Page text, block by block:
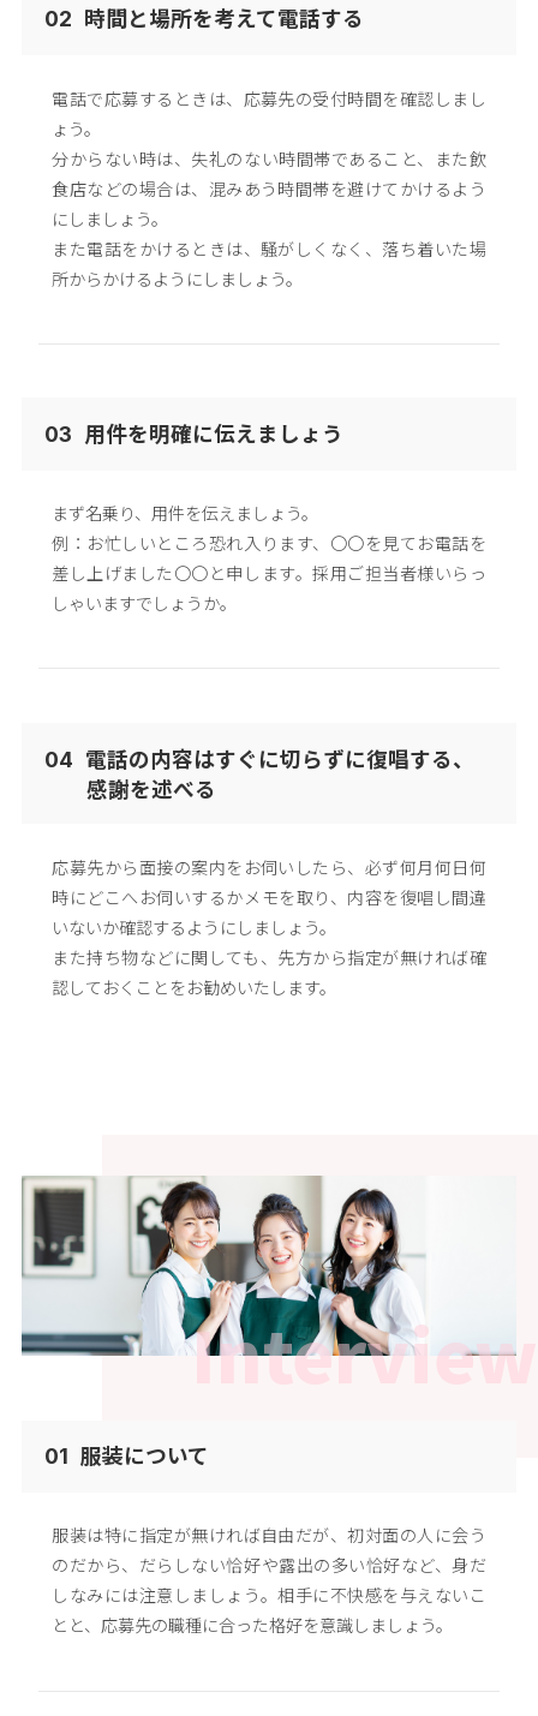
02 時間と場所を考えて電話する
電話で応募するときは、応募先の受付時間を確認しまし
ょう。
分からない時は、失礼のない時間帯であること、また飲
食店などの場合は、混みあう時間帯を避けてかけるよう
にしましょう。
また電話をかけるときは、騒がしくなく、落ち着いた場
所からかけるようにしましょう。
03 用件を明確に伝えましょう
まず名乗り、用件を伝えましょう。
例：お忙しいところ恐れ入ります、〇〇を見てお電話を
差し上げました〇〇と申します。採用ご担当者様いらっ
しゃいますでしょうか。
04 電話の内容はすぐに切らずに復唱する、
感謝を述べる
応募先から面接の案内をお伺いしたら、必ず何月何日何
時にどこへお伺いするかメモを取り、内容を復唱し間違
いないか確認するようにしましょう。
また持ち物などに関しても、先方から指定が無ければ確
認しておくことをお勧めいたします。
Interview
01 服装について
服装は特に指定が無ければ自由だが、初対面の人に会う
のだから、だらしない恰好や露出の多い恰好など、身だ
しなみには注意しましょう。相手に不快感を与えないこ
とと、応募先の職種に合った格好を意識しましょう。